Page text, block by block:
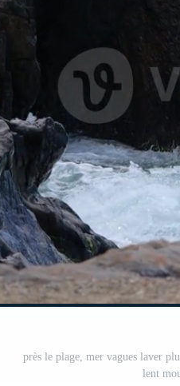
près le plage, mer vagues laver
lent